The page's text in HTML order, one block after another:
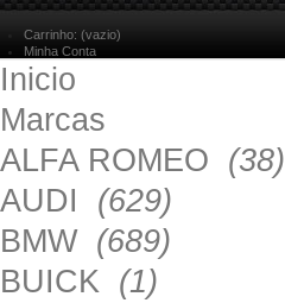
Carrinho: (vazio)
Minha Conta
Inicio
Marcas
ALFA ROMEO (38)
AUDI (629)
BMW (689)
BUICK (1)